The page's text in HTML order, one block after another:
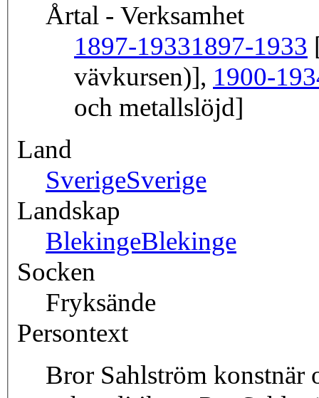
Årtal - Verksamhet
1897-19331897-1933
vävkursen)], 1900-
och metallslöjd]
Land
SverigeSverige
Landskap
BlekingeBlekinge
Socken
Fryksände
Persontext
Bror Sahlström konstnär